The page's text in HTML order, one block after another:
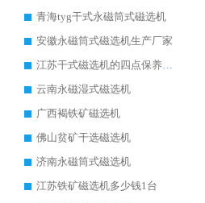
青海tyg干式永磁筒式磁选机
安徽永磁筒式磁选机生产厂家
江苏干式磁选机的四点保养秘籍
云南永磁湿式磁选机
广西褐铁矿磁选机
佛山贫矿干选磁选机
济南永磁筒式磁选机
江苏铁矿磁选机多少钱1台